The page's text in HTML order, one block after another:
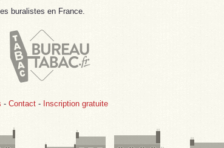
buralistes en France.
- Contact - Inscription gratuite